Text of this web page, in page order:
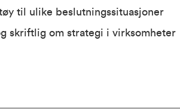
til ulike beslutningssituasjoner
skriftlig om strategi i virksomheter